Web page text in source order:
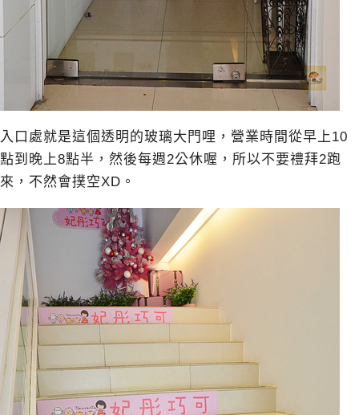
入口處就是這個透明的玻璃大門哩，營業時間從早上10
點到晚上8點半，然後每週2公休喔，所以不要禮拜2跑
來，不然會撲空XD。